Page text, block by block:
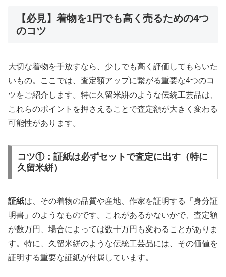
【必見】着物を1円でも高く売るための4つ
のコツ
大切な着物を手放すなら、少しでも高く評価してもらいた
いもの。ここでは、査定額アップに繋がる重要な4つのコ
ツをご紹介します。特に久留米絣のような伝統工芸品は、
これらのポイントを押さえることで査定額が大きく変わる
可能性があります。
コツ①：証紙は必ずセットで査定に出す（特に
久留米絣）
証紙は、その着物の品質や産地、作家を証明する「身分証
明書」のようなものです。これがあるかないかで、査定額
が数万円、場合によっては数十万円も変わることがありま
す。特に、久留米絣のような伝統工芸品には、その価値を
証明する重要な証紙が付属しています。